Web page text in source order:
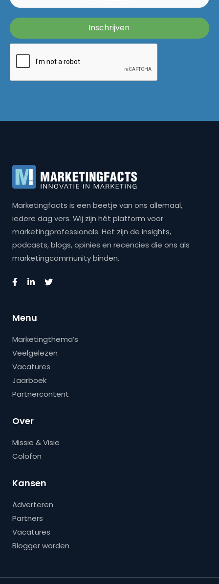
Marketingfacts is een beetje van ons allemaal,
iedere dag vers. Wij zijn hét platform voor
marketingprofessionals. Het zijn de insights,
podcasts, blogs, opinies en recencies die ons als
marketingcommunity binden.
Menu
Marketingthema’s
Veelgelezen
Vacatures
Jaarboek
Partnercontent
Over
Missie & Visie
Colofon
Kansen
Adverteren
Partners
Vacatures
Blogger worden